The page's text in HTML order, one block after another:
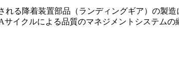
れる降着装置部品（ランディングギア）の製
サイクルによる品質のマネジメントシステムの